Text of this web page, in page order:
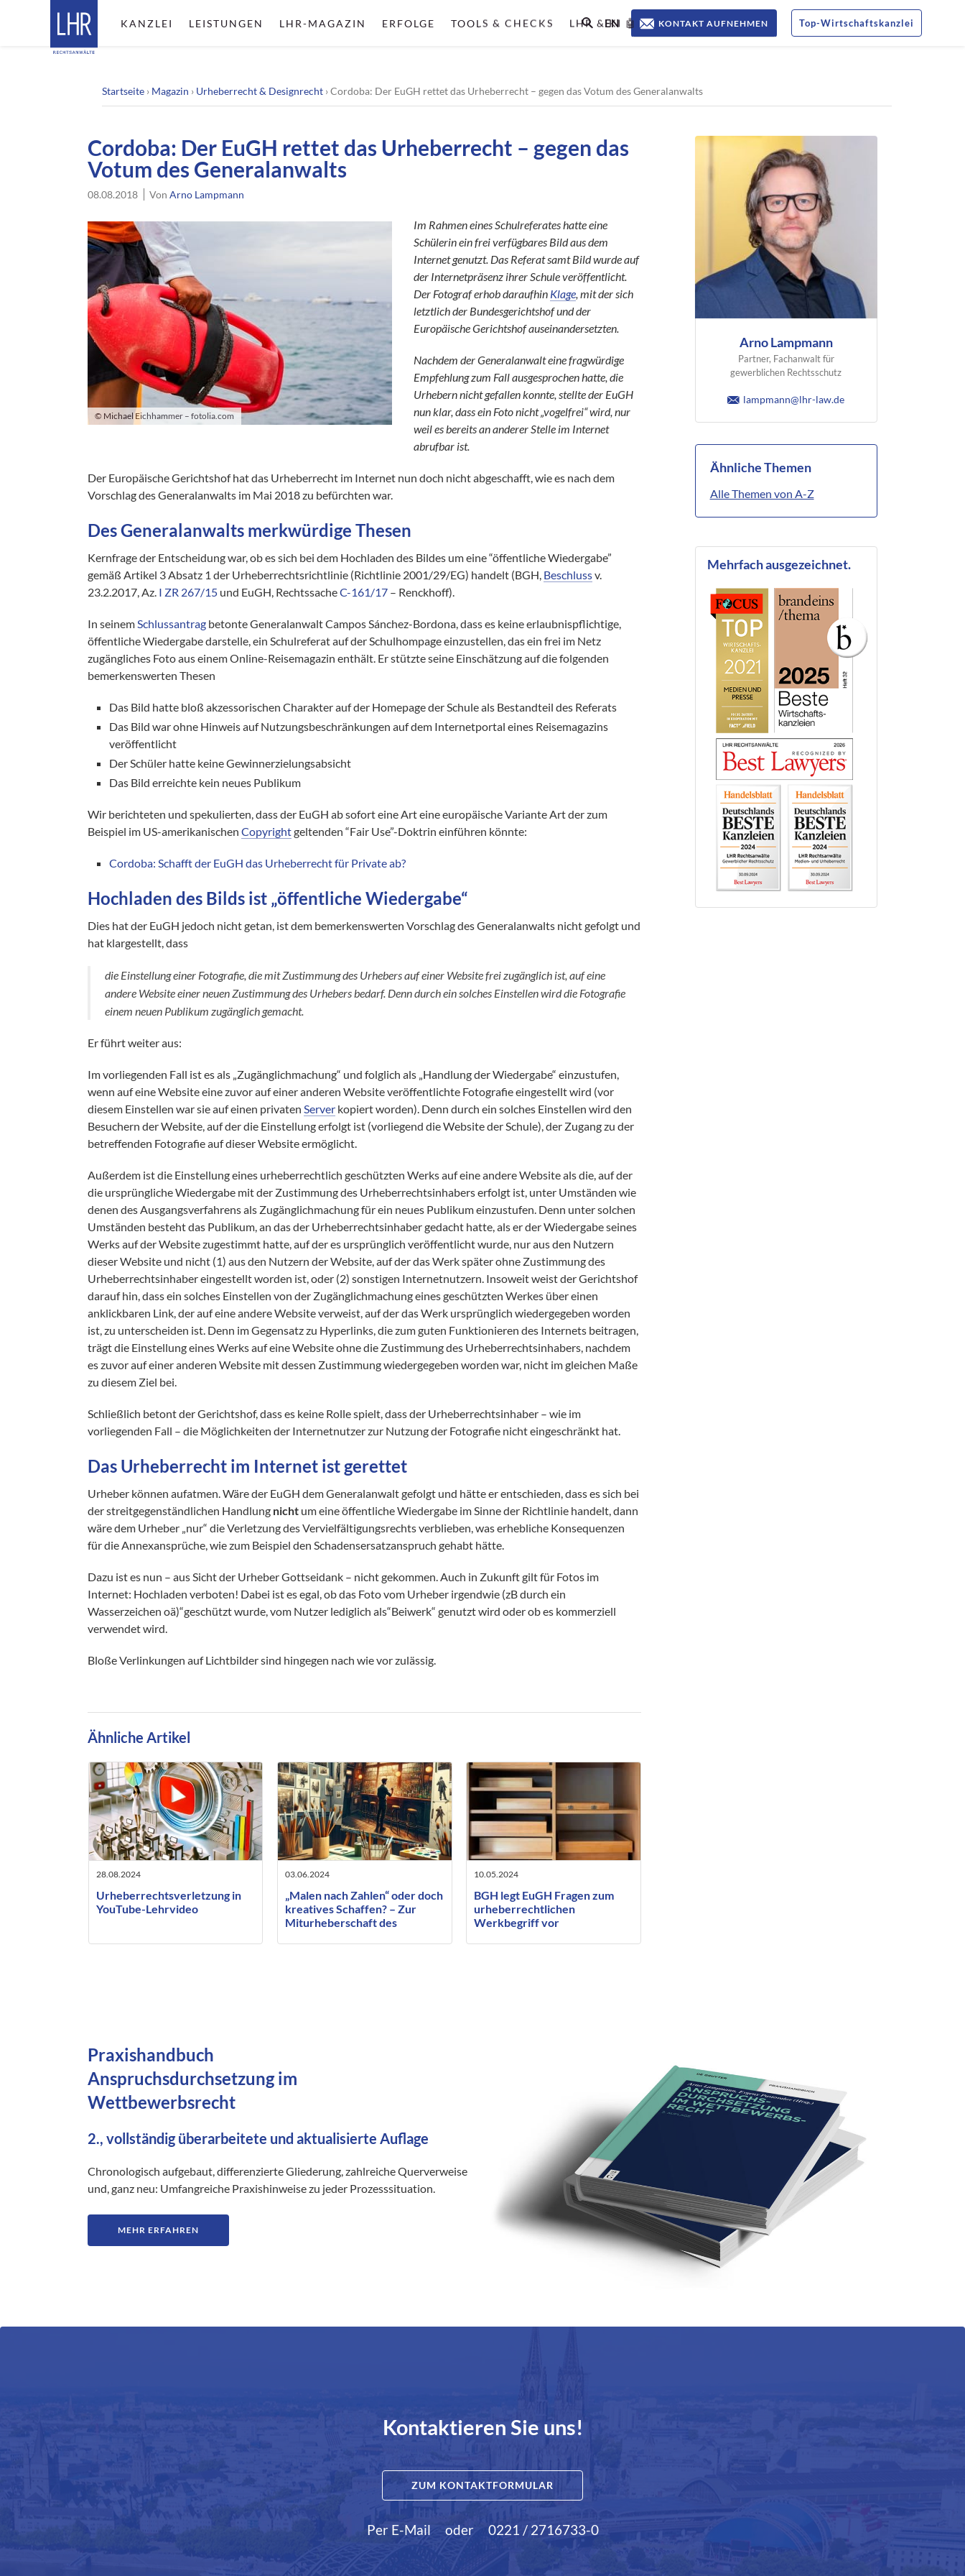
Top-Wirtschaftskanzlei
KONTAKT AUFNEHMEN
KANZLEI LEISTUNGEN LHR-MAGAZIN ERFOLGE TOOLS & CHECKS LHR & KI 🤖
EN
Startseite › Magazin › Urheberrecht & Designrecht ›Cordoba: Der EuGH rettet das Urheberrecht – gegen das Votum des Generalanwalts
Cordoba: Der EuGH rettet das Urheberrecht – gegen das
Votum des Generalanwalts
08.08.2018 VonArno Lampmann
© Michael Eichhammer – fotolia.com
Im Rahmen eines Schulreferates hatte eine
Schülerin ein frei verfügbares Bild aus dem
Internet genutzt. Das Referat samt Bild wurde auf
der Internetpräsenz ihrer Schule veröffentlicht.
Der Fotograf erhob daraufhin Klage, mit der sich
letztlich der Bundesgerichtshof und der
Europäische Gerichtshof auseinandersetzten.
Nachdem der Generalanwalt eine fragwürdige
Empfehlung zum Fall ausgesprochen hatte, die
Urhebern nicht gefallen konnte, stellte der EuGH
nun klar, dass ein Foto nicht „vogelfrei“ wird, nur
weil es bereits an anderer Stelle im Internet
abrufbar ist.
Der Europäische Gerichtshof hat das Urheberrecht im Internet nun doch nicht abgeschafft, wie es nach dem
Vorschlag des Generalanwalts im Mai 2018 zu befürchten war.
Des Generalanwalts merkwürdige Thesen
Kernfrage der Entscheidung war, ob es sich bei dem Hochladen des Bildes um eine “öffentliche Wiedergabe”
gemäß Artikel 3 Absatz 1 der Urheberrechtsrichtlinie (Richtlinie 2001/29/EG) handelt (BGH, Beschlussv.
23.2.2017, Az. I ZR 267/15 und EuGH, RechtssacheC-161/17 – Renckhoff).
In seinemSchlussantrag betonte Generalanwalt Campos Sánchez-Bordona, dass es keine erlaubnispflichtige,
öffentliche Wiedergabe darstelle, ein Schulreferat auf der Schulhompage einzustellen, das ein frei im Netz
zugängliches Foto aus einem Online-Reisemagazin enthält. Er stützte seine Einschätzung auf die folgenden
bemerkenswerten Thesen
Das Bild hatte bloß akzessorischen Charakter auf der Homepage der Schule als Bestandteil des Referats
Das Bild war ohne Hinweis auf Nutzungsbeschränkungen auf dem Internetportal eines Reisemagazins
veröffentlicht
Der Schüler hatte keine Gewinnerzielungsabsicht
Das Bild erreichte kein neues Publikum
Wir berichteten und spekulierten, dass der EuGH ab sofort eine Art eine europäische Variante Art der zum
Beispiel im US-amerikanischenCopyrightgeltenden “Fair Use”-Doktrin einführen könnte:
Cordoba: Schafft der EuGH das Urheberrecht für Private ab?
Hochladen des Bilds ist „öffentliche Wiedergabe“
Dies hat der EuGH jedoch nicht getan, ist dem bemerkenswerten Vorschlag des Generalanwalts nicht gefolgt und
hat klargestellt, dass
die Einstellung einer Fotografie, die mit Zustimmung des Urhebers auf einer Website frei zugänglich ist, auf eine
andere Website einer neuen Zustimmung des Urhebers bedarf. Denn durch ein solches Einstellen wird die Fotografie
einem neuen Publikum zugänglich gemacht.
Er führt weiter aus:
Im vorliegenden Fall ist es als „Zugänglichmachung“ und folglich als „Handlung der Wiedergabe“ einzustufen,
wenn auf eine Website eine zuvor auf einer anderen Website veröffentlichte Fotografie eingestellt wird (vor
diesem Einstellen war sie auf einen privatenServer kopiert worden). Denn durch ein solches Einstellen wird den
Besuchern der Website, auf der die Einstellung erfolgt ist (vorliegend die Website der Schule), der Zugang zu der
betreffenden Fotografie auf dieser Website ermöglicht.
Außerdem ist die Einstellung eines urheberrechtlich geschützten Werks auf eine andere Website als die, auf der
die ursprüngliche Wiedergabe mit der Zustimmung des Urheberrechtsinhabers erfolgt ist, unter Umständen wie
denen des Ausgangsverfahrens als Zugänglichmachung für ein neues Publikum einzustufen. Denn unter solchen
Umständen besteht das Publikum, an das der Urheberrechtsinhaber gedacht hatte, als er der Wiedergabe seines
Werks auf der Website zugestimmt hatte, auf der es ursprünglich veröffentlicht wurde, nur aus den Nutzern
dieser Website und nicht (1) aus den Nutzern der Website, auf der das Werk später ohne Zustimmung des
Urheberrechtsinhaber eingestellt worden ist, oder (2) sonstigen Internetnutzern. Insoweit weist der Gerichtshof
darauf hin, dass ein solches Einstellen von der Zugänglichmachung eines geschützten Werkes über einen
anklickbaren Link, der auf eine andere Website verweist, auf der das Werk ursprünglich wiedergegeben worden
ist, zu unterscheiden ist. Denn im Gegensatz zu Hyperlinks, die zum guten Funktionieren des Internets beitragen,
trägt die Einstellung eines Werks auf eine Website ohne die Zustimmung des Urheberrechtsinhabers, nachdem
es zuvor auf einer anderen Website mit dessen Zustimmung wiedergegeben worden war, nicht im gleichen Maße
zu diesem Ziel bei.
Schließlich betont der Gerichtshof, dass es keine Rolle spielt, dass der Urheberrechtsinhaber – wie im
vorliegenden Fall – die Möglichkeiten der Internetnutzer zur Nutzung der Fotografie nicht eingeschränkt hat.
Das Urheberrecht im Internet ist gerettet
Urheber können aufatmen. Wäre der EuGH dem Generalanwalt gefolgt und hätte er entschieden, dass es sich bei
der streitgegenständlichen Handlung nicht um eine öffentliche Wiedergabe im Sinne der Richtlinie handelt, dann
wäre dem Urheber „nur“ die Verletzung des Vervielfältigungsrechts verblieben, was erhebliche Konsequenzen
für die Annexansprüche, wie zum Beispiel den Schadensersatzanspruch gehabt hätte.
Dazu ist es nun – aus Sicht der Urheber Gottseidank – nicht gekommen. Auch in Zukunft gilt für Fotos im
Internet: Hochladen verboten! Dabei ist es egal, ob das Foto vom Urheber irgendwie (zB durch ein
Wasserzeichen oä)“geschützt wurde, vom Nutzer lediglich als“Beiwerk“ genutzt wird oder ob es kommerziell
verwendet wird.
Bloße Verlinkungen auf Lichtbilder sind hingegen nach wie vor zulässig.
Ähnliche Artikel
28.08.2024
Urheberrechtsverletzung in
YouTube-Lehrvideo
03.06.2024
„Malen nach Zahlen“ oder doch
kreatives Schaffen? – Zur
Miturheberschaft des
10.05.2024
BGH legt EuGH Fragen zum
urheberrechtlichen
Werkbegriff vor
Arno Lampmann
Partner, Fachanwalt für
gewerblichen Rechtsschutz
lampmann@lhr-law.de
Ähnliche Themen
Alle Themen von A-Z
Mehrfach ausgezeichnet.
Praxishandbuch
Anspruchsdurchsetzung im
Wettbewerbsrecht
2., vollständig überarbeitete und aktualisierte Auflage
Chronologisch aufgebaut, differenzierte Gliederung, zahlreiche Querverweise
und, ganz neu: Umfangreiche Praxishinweise zu jeder Prozesssituation.
MEHR ERFAHREN
Kontaktieren Sie uns!
ZUM KONTAKTFORMULAR
Per E-Mail oder 0221 / 2716733-0